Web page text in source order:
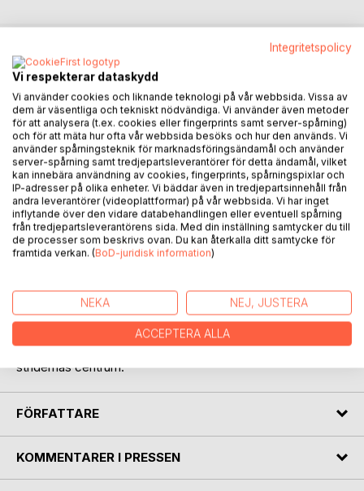
BESKRIVNING
Förhållandet mellan Sverige och Ryssland har varit
konfliktfyllt, åtminstone i perioder, sedan 1200-talet. Det
kanske starkaste uttrycket för detta var Nordiska kriget,
1700-1721, som också innebar slutet för den svenska
stormaktstiden. En allvarlig kris uppstod 1719 när den ryska
flottan försökte anfalla Stockholm. I denna bok berättar en
16-årig soldat om denna dramatiska tid. Han tvingas lämna
sitt hem i Stockholms skärgård för att själv bli soldat sedan
hans pappa dödats i kriget i Norge 1718, samma dag som
Karl XII blev skjuten. Han måste lämna sin familj och sin
en gammal sjöled in mot Stockholm, inför det väntade
ryska anfallet. Under en het sommarmånad får han först
arbeta med att bygga försvarsanläggningar. När anfallet
kommer hamnar han och hans kompani oplanerat i
stridernas centrum.
FÖRFATTARE
KOMMENTARER I PRESSEN
Integritetspolicy
Vi respekterar dataskydd
Vi använder cookies och liknande teknologi på vår webbsida. Vissa av
dem är väsentliga och tekniskt nödvändiga. Vi använder även metoder
för att analysera (t.ex. cookies eller fingerprints samt server-spårning)
och för att mäta hur ofta vår webbsida besöks och hur den används. Vi
använder spårningsteknik för marknadsföringsändamål och använder
server-spårning samt tredjepartsleverantörer för detta ändamål, vilket
kan innebära användning av cookies, fingerprints, spårningspixlar och
IP-adresser på olika enheter. Vi bäddar även in tredjepartsinnehåll från
andra leverantörer (videoplattformar) på vår webbsida. Vi har inget
inflytande över den vidare databehandlingen eller eventuell spårning
från tredjepartsleverantörens sida. Med din inställning samtycker du till
de processer som beskrivs ovan. Du kan återkalla ditt samtycke för
framtida verkan. (BoD-juridisk information)
NEKA NEJ, JUSTERA
ACCEPTERA ALLA